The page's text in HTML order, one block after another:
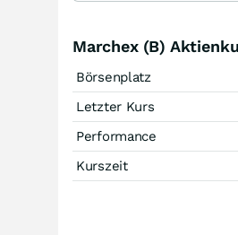
Marchex (B)
Börsenplatz
Letzter Kurs
Performance
Kurszeit